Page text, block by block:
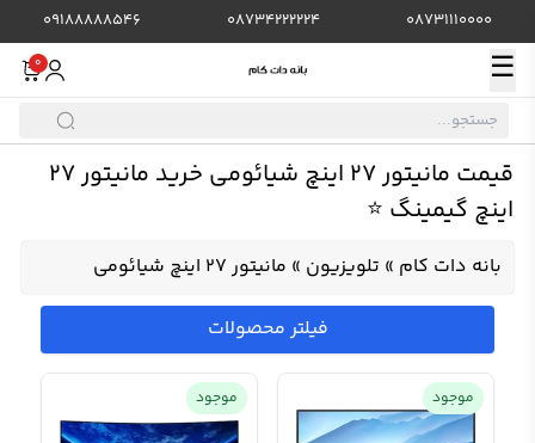
08731110000
08734222224
09188888546
☰
0
قیمت مانیتور 27 اینچ شیائومی خرید مانیتور 27
اینچ گیمینگ ⭐️
بانه دات کام » تلویزیون » مانیتور 27 اینچ شیائومی
فیلتر محصولات
موجود موجود